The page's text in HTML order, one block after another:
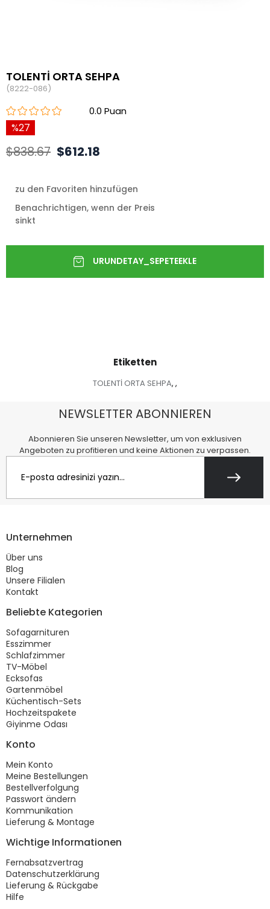
TOLENTİ ORTA SEHPA
(8222-086)
0.0
27
$838.67 $612.18
zu den Favoriten hinzufügen
Benachrichtigen, wenn der Preis
sinkt
Etiketten
TOLENTİ ORTA SEHPA, ,
NEWSLETTER ABONNIEREN
Abonnieren Sie unseren Newsletter, um von exklusiven
Angeboten zu profitieren und keine Aktionen zu verpassen.
Unternehmen
Über uns
Blog
Unsere Filialen
Kontakt
Beliebte Kategorien
Sofagarnituren
Esszimmer
Schlafzimmer
TV-Möbel
Ecksofas
Gartenmöbel
Küchentisch-Sets
Hochzeitspakete
Giyinme Odası
Konto
Mein Konto
Meine Bestellungen
Bestellverfolgung
Passwort ändern
Kommunikation
Lieferung & Montage
Wichtige Informationen
Fernabsatzvertrag
Datenschutzerklärung
Lieferung & Rückgabe
Hilfe